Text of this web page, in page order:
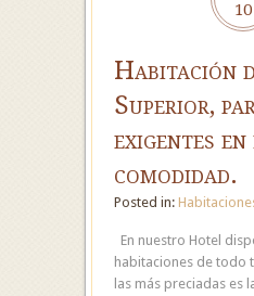
10
Habitación
Superior,
exigentes
comodidad.
Posted in:
En nuestro Hotel
habitaciones de todo
las más preciadas es